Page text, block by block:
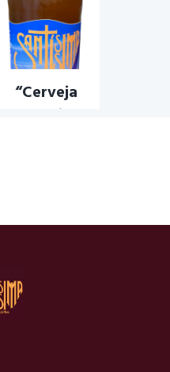
CERVEJA FEITÍÇO DRY
STOUT,IRISH DRY STOUR
SANTÍSSIMA,STOUT
“Cerveja
Blasfêmia” –